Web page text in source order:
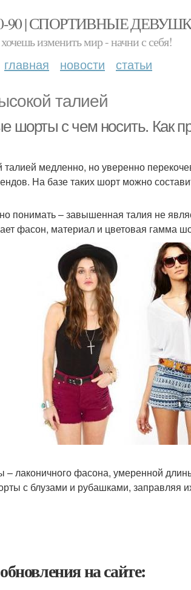
90 | СПОРТИВНЫЕ
хочешь изменить мир - начни с себя!
главная новости статьи
талией
шорты с чем носить. Как
медленно, но уверенно
На базе таких шорт можно
понимать – завышенная талия не
фасон, материал и цветовая гамма
лаконичного фасона, умеренной
с блузами и рубашками, заправляя
на сайте: